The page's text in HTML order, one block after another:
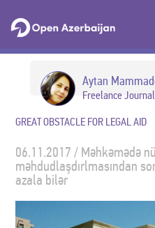
Aytan
Freelance
GREAT OBSTACLE FOR LEGAL AID
06.11.2017 / Məhkəmədə
məhdudlaşdırlmasından
azala bilər